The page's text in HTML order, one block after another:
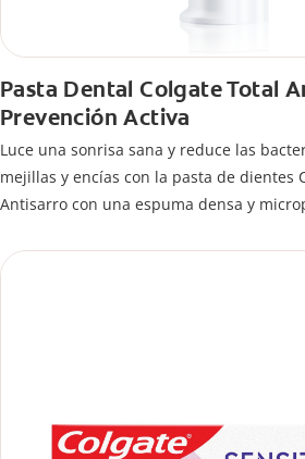
Pasta Dental Colgate Total
Prevención Activa
Luce una sonrisa sana y reduce las
mejillas y encías con la pasta de dientes
Antisarro con una espuma densa y
dental.